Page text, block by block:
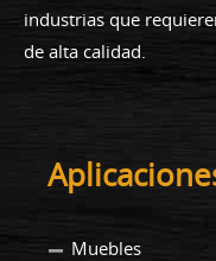
industrias que
de alta calidad.
Muebles